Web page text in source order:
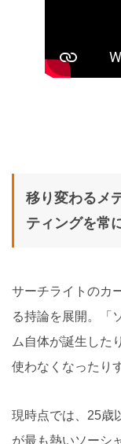
移り変わるメ
ティングを常
サーチライトのカ
る持論を展開。「
ム自体が誕生した
使わなくなったり
現時点では、25歳
が最も熱いソーシ